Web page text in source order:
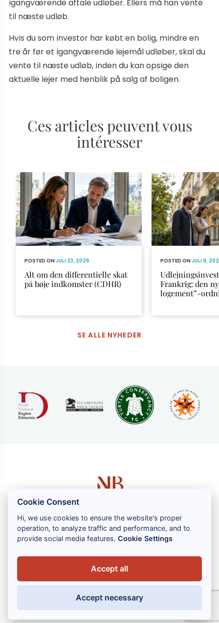
igangværende aftale udløber. Ellers må han vente
til næste udløb.
Hvis du som investor har købt en bolig, mindre en
tre år før et igangværende lejemål udløber, skal du
vente til næste udløb, inden du kan opsige den
aktuelle lejer med henblik på salg af boligen.
Ces articles peuvent vous
intéresser
POSTED ONJULI 23, 2026
Alt om den differentielle skat
på høje indkomster (CDHR)
POSTED ONJULI 9,
Frankrig: den
logement”-
SE ALLE NYHEDER
1 rue Louis GASSIN - 06300 NICE
Vores tjenester
Nyttige links
Cookie Consent
Hi, we use cookies to ensure the website's proper
operation, to analyze traffic and performance, and to
provide social media features.Cookie Settings
Accept all
Accept necessary